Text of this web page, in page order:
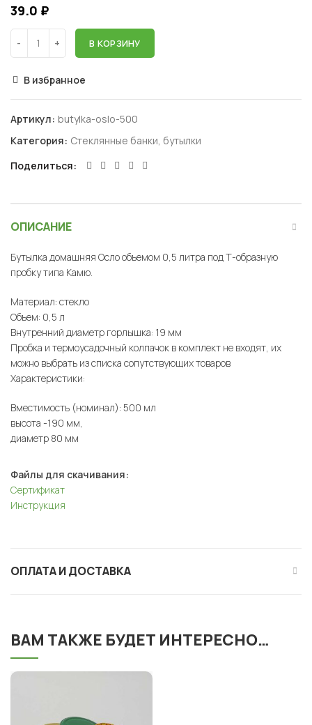
39.0 ₽
В КОРЗИНУ
В избранное
Артикул: butylka-oslo-500
Категория: Стеклянные банки, бутылки
Поделиться
ОПИСАНИЕ
Бутылка домашняя Осло объемом 0,5 литра под Т-образную
пробку типа Камю.
Материал: стекло
Объем: 0,5 л
Внутренний диаметр горлышка: 19 мм
Пробка и термоусадочный колпачок в комплект не входят, их
можно выбрать из списка сопутствующих товаров
Характеристики:
Вместимость (номинал): 500 мл
высота -190 мм,
диаметр 80 мм
Файлы для скачивания:
Сертификат
Инструкция
ОПЛАТА И ДОСТАВКА
ВАМ ТАКЖЕ БУДЕТ ИНТЕРЕСНО…